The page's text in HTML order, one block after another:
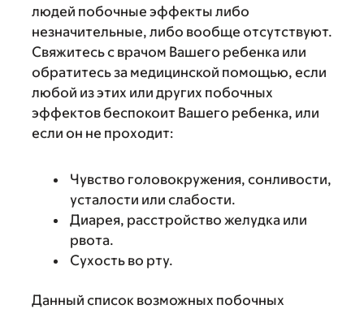
людей побочные эффекты либо
незначительные, либо вообще отсутствуют.
Свяжитесь с врачом Вашего ребенка или
обратитесь за медицинской помощью, если
любой из этих или других побочных
эффектов беспокоит Вашего ребенка, или
если он не проходит:
Чувство головокружения, сонливости,
усталости или слабости.
Диарея, расстройство желудка или
рвота.
Сухость во рту.
Данный список возможных побочных